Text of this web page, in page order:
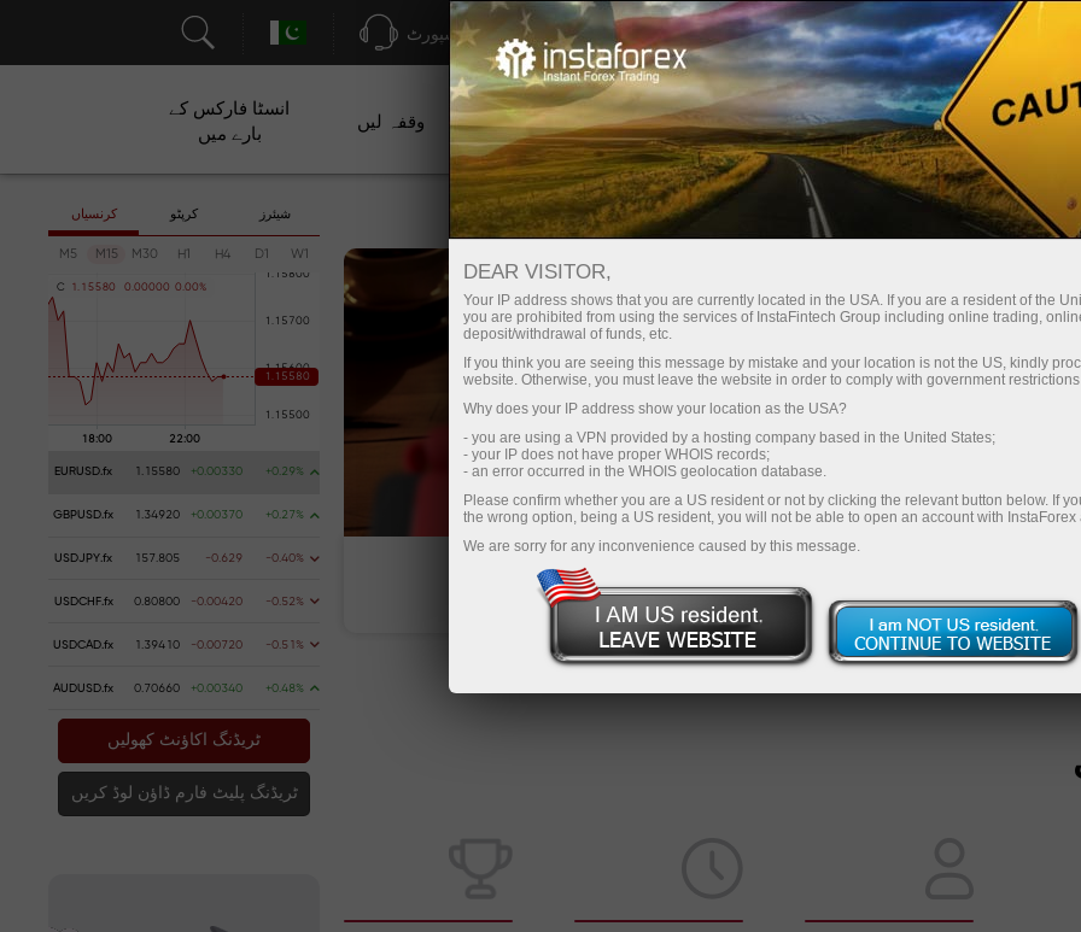
سپورٹ فوری اکاونٹ کھولیں تجارتی پلیٹ فارم
آموز کے لیے
سرمایہ کاروں کے
لیے
شراکت داروں کے
لئے
مہمات وقفہ لیں
انسٹا فارکس کے
بارے میں
ایک
ڈیمو اکاؤنٹ کھولیں
کرنسیاں کرپٹو شیئرز
M5 M15 M30 H1 H4 D1 W1
C 1 . 1 5580 0 .00000 0 .00%
EURUSD.fx 1.15580 +0.00330 +0.29%
GBPUSD.fx 1.34920 +0.00370 +0.27%
USDJPY.fx 157.805 -0.629 -0.40%
USDCHF.fx 0.80800 -0.00420 -0.52%
USDCAD.fx 1.39410 -0.00720 -0.51%
AUDUSD.fx 0.70660 +0.00340 +0.48%
ٹریڈنگ اکاؤنٹ کھولیں
ٹریڈنگ پلیٹ فارم ڈاؤن لوڈ کریں
DEAR VISITOR,
Your IP address shows that you are currently located in the USA. If you are a resident of the
you are prohibited from using the services of InstaFintech Group including online trading,
deposit/withdrawal of funds, etc.
If you think you are seeing this message by mistake and your location is not the US, kindly
website. Otherwise, you must leave the website in order to comply with government
Why does your IP address show your location as the USA?
- you are using a VPN provided by a hosting company based in the United States;
- your IP does not have proper WHOIS records;
- an error occurred in the WHOIS geolocation database.
Please confirm whether you are a US resident or not by clicking the relevant button below. If
the wrong option, being a US resident, you will not be able to open an account with InstaForex
We are sorry for any inconvenience caused by this message.